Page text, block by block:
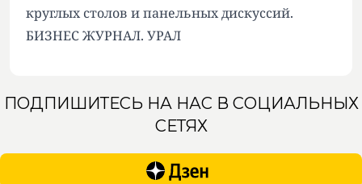
круглых столов и панельных дискуссий.
БИЗНЕС ЖУРНАЛ. УРАЛ
ПОДПИШИТЕСЬ НА НАС В СОЦИАЛЬНЫХ
СЕТЯХ